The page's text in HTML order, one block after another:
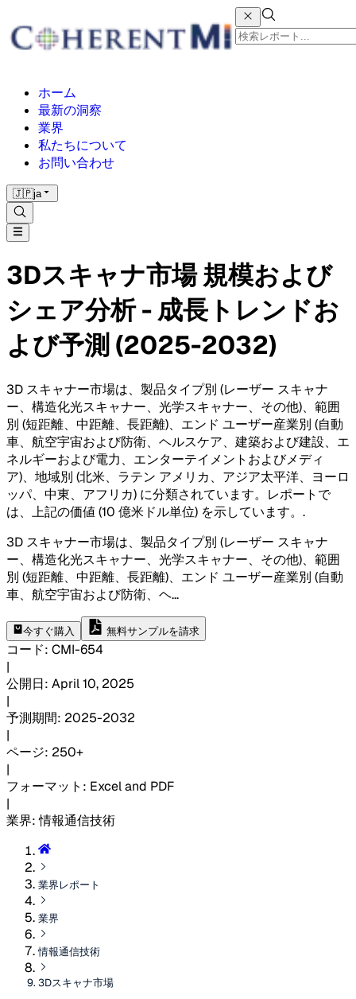
ホーム
最新の洞察
業界
私たちについて
お問い合わせ
🇯🇵ja
3Dスキャナ市場 規模および
シェア分析 - 成長トレンドお
よび予測 (2025-2032)
3D スキャナー市場は、製品タイプ別 (レーザー スキャナ
ー、構造化光スキャナー、光学スキャナー、その他)、範囲
別 (短距離、中距離、長距離)、エンド ユーザー産業別 (自動
車、航空宇宙および防衛、ヘルスケア、建築および建設、エ
ネルギーおよび電力、エンターテイメントおよびメディ
ア)、地域別 (北米、ラテン アメリカ、アジア太平洋、ヨーロ
ッパ、中東、アフリカ) に分類されています。レポートで
は、上記の価値 (10 億米ドル単位) を示しています。 .
3D スキャナー市場は、製品タイプ別 (レーザー スキャナ
ー、構造化光スキャナー、光学スキャナー、その他)、範囲
別 (短距離、中距離、長距離)、エンド ユーザー産業別 (自動
車、航空宇宙および防衛、ヘ...
今すぐ購入 無料サンプルを請求
コード: CMI-654
|
公開日: April 10, 2025
|
予測期間: 2025-2032
|
ページ: 250+
|
フォーマット : Excel and PDF
|
業界: 情報通信技術
業界レポート
業界
情報通信技術
3Dスキャナ市場